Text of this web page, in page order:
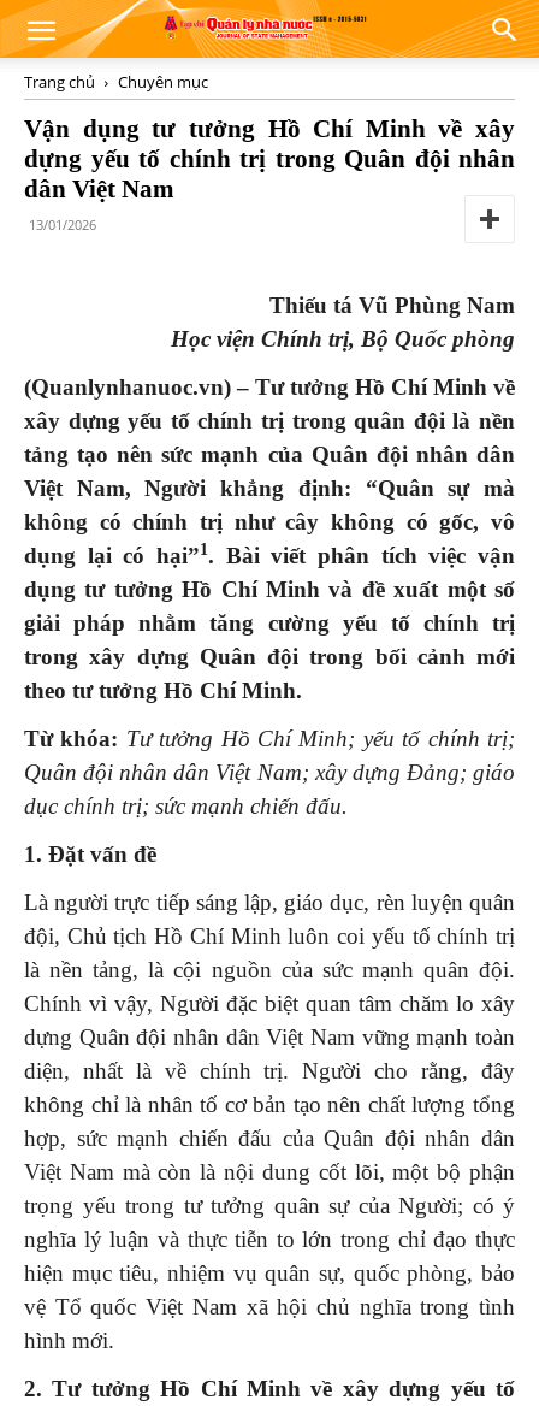
Trang chủ Chuyên mục
Vận dụng tư tưởng Hồ Chí Minh về xây
dựng yếu tố chính trị trong Quân đội nhân
dân Việt Nam
13/01/2026
Thiếu tá Vũ Phùng Nam
Học viện Chính trị, Bộ Quốc phòng
(Quanlynhanuoc.vn) – Tư tưởng Hồ Chí Minh về
xây dựng yếu tố chính trị trong quân đội là nền
tảng tạo nên sức mạnh của Quân đội nhân dân
Việt Nam, Người khẳng định: “Quân sự mà
không có chính trị như cây không có gốc, vô
dụng lại có hại”1. Bài viết phân tích việc vận
dụng tư tưởng Hồ Chí Minh và đề xuất một số
giải pháp nhằm tăng cường yếu tố chính trị
trong xây dựng Quân đội trong bối cảnh mới
theo tư tưởng Hồ Chí Minh.
Từ khóa: Tư tưởng Hồ Chí Minh; yếu tố chính trị;
Quân đội nhân dân Việt Nam; xây dựng Đảng; giáo
dục chính trị; sức mạnh chiến đấu.
1. Đặt vấn đề
Là người trực tiếp sáng lập, giáo dục, rèn luyện quân
đội, Chủ tịch Hồ Chí Minh luôn coi yếu tố chính trị
là nền tảng, là cội nguồn của sức mạnh quân đội.
Chính vì vậy, Người đặc biệt quan tâm chăm lo xây
dựng Quân đội nhân dân Việt Nam vững mạnh toàn
diện, nhất là về chính trị. Người cho rằng, đây
không chỉ là nhân tố cơ bản tạo nên chất lượng tổng
hợp, sức mạnh chiến đấu của Quân đội nhân dân
Việt Nam mà còn là nội dung cốt lõi, một bộ phận
trọng yếu trong tư tưởng quân sự của Người; có ý
nghĩa lý luận và thực tiễn to lớn trong chỉ đạo thực
hiện mục tiêu, nhiệm vụ quân sự, quốc phòng, bảo
vệ Tổ quốc Việt Nam xã hội chủ nghĩa trong tình
hình mới.
2. Tư tưởng Hồ Chí Minhvề xây dựng yếu tố